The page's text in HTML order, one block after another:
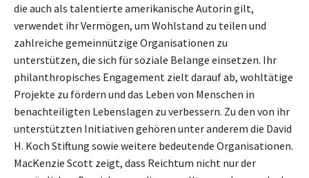
die auch als talentierte amerikanische Autorin gilt,
verwendet ihr Vermögen, um Wohlstand zu teilen und
zahlreiche gemeinnützige Organisationen zu
unterstützen, die sich für soziale Belange einsetzen. Ihr
philanthropisches Engagement zielt darauf ab, wohltätige
Projekte zu fördern und das Leben von Menschen in
benachteiligten Lebenslagen zu verbessern. Zu den von ihr
unterstützten Initiativen gehören unter anderem die David
H. Koch Stiftung sowie weitere bedeutende Organisationen.
MacKenzie Scott zeigt, dass Reichtum nicht nur der